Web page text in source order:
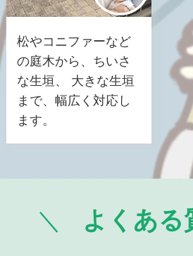
松やコニファーなど
の庭木から、ちいさ
な生垣、 大きな生垣
まで、幅広く対応し
ます。
よくある